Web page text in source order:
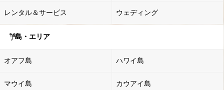
レンタル＆サービス ウェディング
島・エリア
オアフ島 ハワイ島
マウイ島 カウアイ島